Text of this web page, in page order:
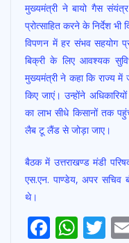
मुख्यमंत्री ने बायो गैस
प्रोत्साहित करने के निर्देश
विपणन में हर संभव सहयोग
बिक्री के लिए आवश्यक
मुख्यमंत्री ने कहा कि राज्य में
किए जाएं। उन्होंने
का लाभ सीधे किसानों तक
लैब टू लैंड से जोड़ा जाए।
बैठक में उत्तराखण्ड मंडी
एस.एन. पाण्डेय, अपर सचिव
थे।
Post
F W T